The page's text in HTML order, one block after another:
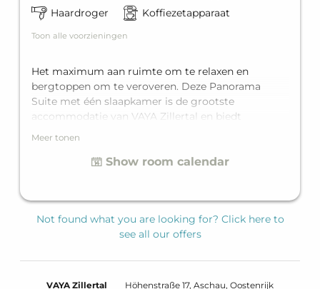
Haardroger
Koffiezetapparaat
Toon alle voorzieningen
Het maximum aan ruimte om te relaxen en
bergtoppen om te veroveren. Deze Panorama
Suite met één slaapkamer is de grootste
accommodatie van VAYA Zillertal en biedt
comfortabel plek voor vier personen. Voor pure
tweepersoonsbed, een comfortabele slaapbank
hoogtepunt is er het privébalkon.
Meer tonen
Show room calendar
Not found what you are looking for? Click here to
see all our offers
VAYA Zillertal Höhenstraße 17 Aschau Oostenrijk